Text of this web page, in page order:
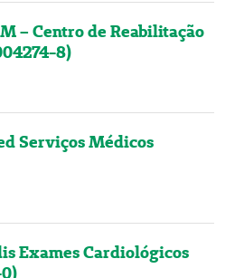
– Centro de Reabilitação
8)
Serviços Médicos
Exames Cardiológicos